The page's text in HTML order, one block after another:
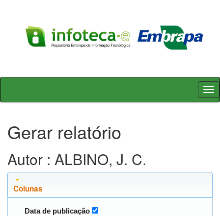
Skip
Gerar relatório
Autor : ALBINO, J. C.
Colunas
Data de publicação